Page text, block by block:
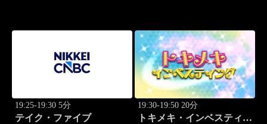
19:25-19:30 5分
テイク・ファイブ
19:30-19:50 20分
トキメキ・インベスティン